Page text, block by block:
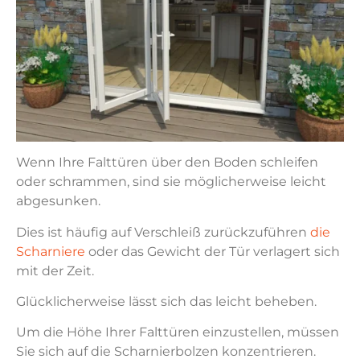
Wenn Ihre Falttüren über den Boden schleifen
oder schrammen, sind sie möglicherweise leicht
abgesunken.
Dies ist häufig auf Verschleiß zurückzuführen die
Scharniere oder das Gewicht der Tür verlagert sich
mit der Zeit.
Glücklicherweise lässt sich das leicht beheben.
Um die Höhe Ihrer Falttüren einzustellen, müssen
Sie sich auf die Scharnierbolzen konzentrieren.